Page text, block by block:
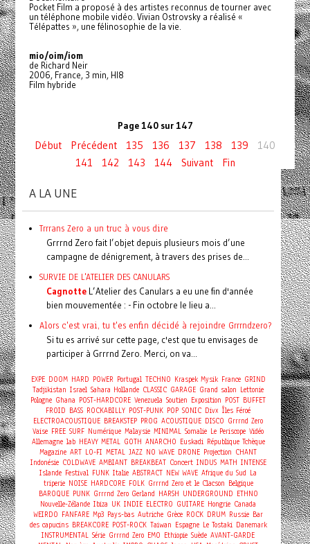
Pocket Film a proposé à des artistes reconnus de tourner avec
un téléphone mobile vidéo. Vivian Ostrovsky a réalisé «
Télépattes », une félinosophie de la vie.
mio/oim/iom
de Richard Neir
2006, France, 3 min, HI8
Film hybride
Page 140 sur 147
Début Précédent 135 136 137 138 139
140
141
142 143 144 Suivant Fin
A LA UNE
Trrrans Zero a un truc à vous dire
Grrrnd Zero fait l’objet depuis plusieurs mois d’une
campagne de dénigrement, à travers des prises de...
SURVIE DE L'ATELIER DES CANULARS
CagnotteL’Atelier des Canulars a eu une fin d'année
bien mouvementée : - Fin octobre le lieu a...
Alors c'est vrai, tu t'es enfin décidé à rejoindre Grrrndzero?
Si tu es arrivé sur cette page, c'est que tu envisages de
participer à Grrrnd Zero. Merci, on va...
EXPE DOOM HARD POWER Portugal TECHNO Kraspek Mysik France GRIND
Tadjikistan Israel Sahara Hollande CLASSIC GARAGE Grand salon Lettonie
Pologne Ghana POST-HARDCORE Venezuela Soutien Exposition POST BUFFET
FROID BASS ROCKABILLY POST-PUNK POP SONIC Divx Îles Féroé
ELECTROACOUSTIQUE BREAKSTEP PROG ACOUSTIQUE DISCO Grrrnd Zero
Vaise FREE SURF Numérique Malaysie MINIMAL Somalie Le Periscope Vidéo
Allemagne lab HEAVY METAL GOTH ANARCHO Euskadi République Tchèque
Magazine ART LO-FI METAL JAZZ NO WAVE DRONE Projection CHANT
Indonésie COLDWAVE AMBIANT BREAKBEAT Concert INDUS MATH INTENSE
Islande Festival FUNK Italie ABSTRACT NEW WAVE Afrique du Sud La
triperie NOISE HARDCORE FOLK Grrrnd Zero et le Clacson Belgique
BAROQUE PUNK Grrrnd Zero Gerland HARSH UNDERGROUND ETHNO
Nouvelle-Zélande Ibiza UK INDIE ELECTRO GUITARE Hongrie Canada
WEIRDO FANFARE Mp3 Pays-bas Autriche Grèce ROCK DRUM Russie Bar
des capucins BREAKCORE POST-ROCK Taiwan Espagne Le Tostaki Danemark
INSTRUMENTAL Série Grrrnd Zero EMO Ethiopie Suède AVANT-GARDE